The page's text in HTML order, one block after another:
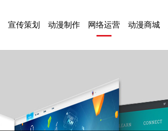
宣传策划 动漫制作 网络运营 动漫商城